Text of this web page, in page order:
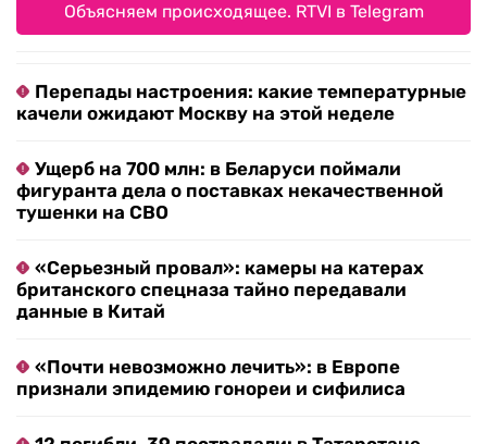
Объясняем происходящее. RTVI в Telegram
Перепады настроения: какие температурные
качели ожидают Москву на этой неделе
Ущерб на 700 млн: в Беларуси поймали
фигуранта дела о поставках некачественной
тушенки на СВО
«Серьезный провал»: камеры на катерах
британского спецназа тайно передавали
данные в Китай
«Почти невозможно лечить»: в Европе
признали эпидемию гонореи и сифилиса